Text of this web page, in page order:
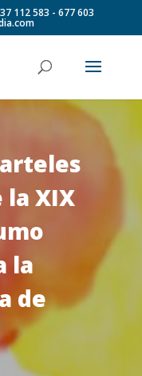
112 583 - 677 603
XIX
la
de